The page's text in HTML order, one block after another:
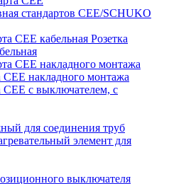
стандартов CEE/SCHUKO
Розетка
СЕЕ накладного монтажа
СЕЕ с выключателем, с
для соединения труб
элемент для
выключателя